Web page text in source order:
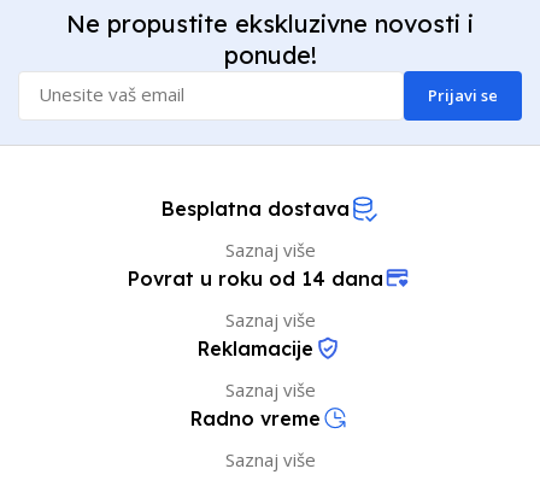
Ne propustite ekskluzivne novosti i
ponude!
Prijavi se
Besplatna dostava
Saznaj više
Povrat u roku od 14 dana
Saznaj više
Reklamacije
Saznaj više
Radno vreme
Saznaj više